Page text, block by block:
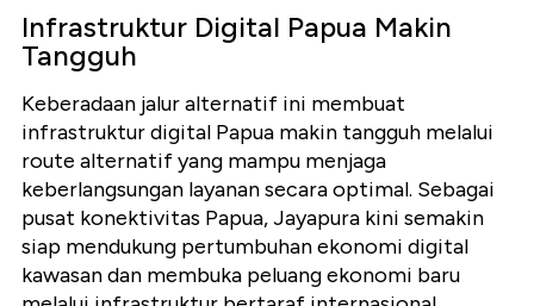
Infrastruktur Digital Papua Makin
Tangguh
Keberadaan jalur alternatif ini membuat
infrastruktur digital Papua makin tangguh melalui
route alternatif yang mampu menjaga
keberlangsungan layanan secara optimal. Sebagai
pusat konektivitas Papua, Jayapura kini semakin
siap mendukung pertumbuhan ekonomi digital
kawasan dan membuka peluang ekonomi baru